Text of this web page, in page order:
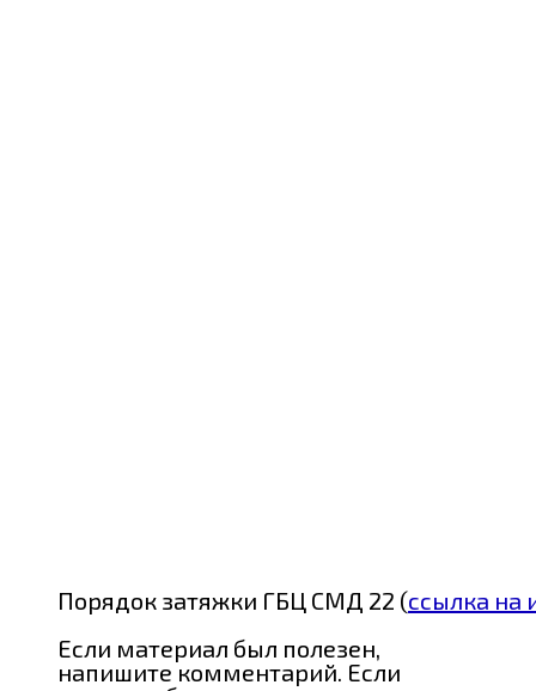
Порядок затяжки ГБЦ СМД 22 (ссылка на
Если материал был полезен,
напишите комментарий. Если